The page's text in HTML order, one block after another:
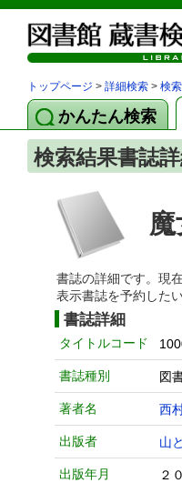
トップページ > 詳細検索 > 検
かんたん検索
検索結果書誌
書誌の詳細です。現
表示書誌を予約した
書誌詳細
タイトルコード
書誌種別 図
著者名 西
出版者 山
出版年月 ２